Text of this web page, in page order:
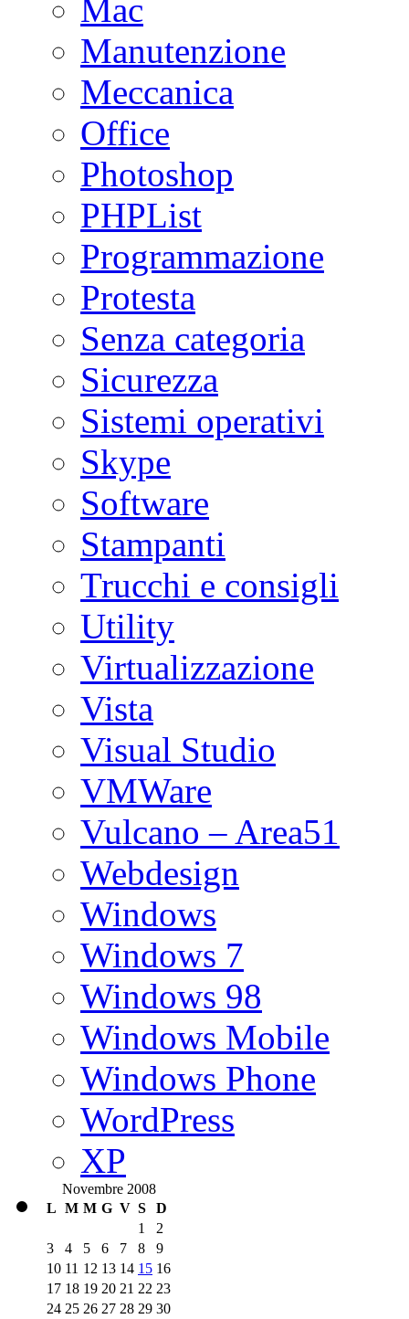
Mac
Manutenzione
Meccanica
Office
Photoshop
PHPList
Programmazione
Protesta
Senza categoria
Sicurezza
Sistemi operativi
Skype
Software
Stampanti
Trucchi e consigli
Utility
Virtualizzazione
Vista
Visual Studio
VMWare
Vulcano – Area51
Webdesign
Windows
Windows 7
Windows 98
Windows Mobile
Windows Phone
WordPress
XP
Novembre 2008
L M M G V S
D
1
2
3
4 5 6 7 8
9
10 11 12 13 14 15 16
17 18 19 20 21 22 23
24 25 26 27 28 29 30